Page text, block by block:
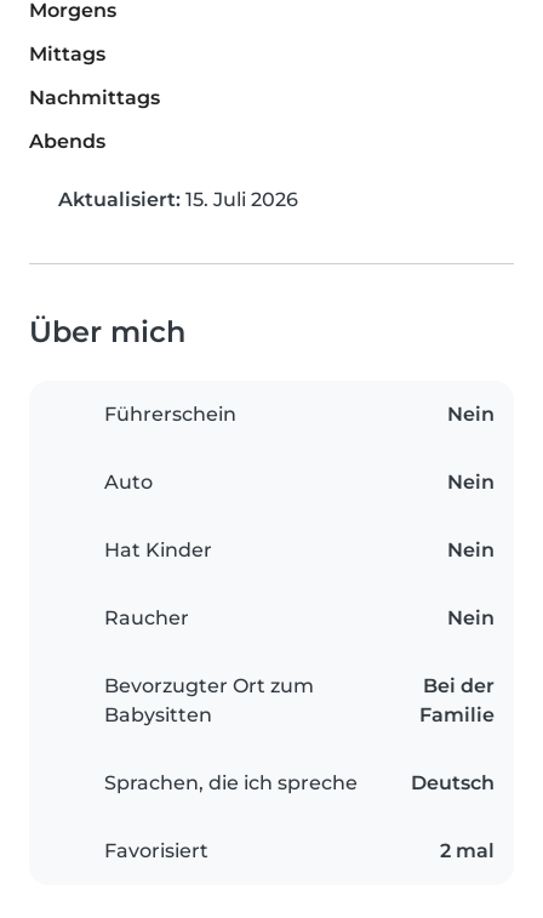
Morgens
Mittags
Nachmittags
Abends
Aktualisiert: 15. Juli 2026
Über mich
Führerschein Nein
Auto Nein
Hat Kinder Nein
Raucher Nein
Bevorzugter Ort zum
Babysitten
Bei der
Familie
Sprachen, die ich spreche Deutsch
Favorisiert 2 mal